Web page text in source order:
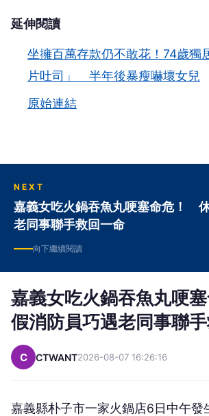
坐擁百萬存款仍不敢花！74歲獨
片吐司」 半年後暴瘦嚇壞女兒
原始連結
NEXT
嘉義女吃火鍋吞魚丸哽塞命危！ 休
老同事聯手救回一命
向下繼續閱讀
嘉義女吃火鍋吞魚丸哽
假消防員巧遇老同事聯
CTWANT
歲莊姓女子用餐時不慎吞入龍蝦魚